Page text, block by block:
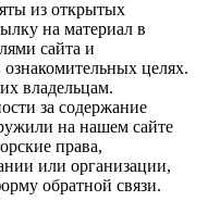
из открытых
на материал в
сайта и
целях.
владельцам.
за содержание
на нашем сайте
права,
или организации,
обратной связи.